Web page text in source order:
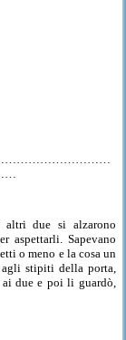
due si alzarono
aspettarli. Sapevano
o meno e la cosa un
stipiti della porta,
due e poi li guardò,